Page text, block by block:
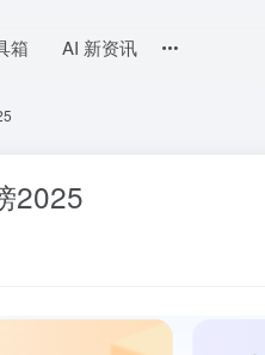
箱 AI 新资讯
2025